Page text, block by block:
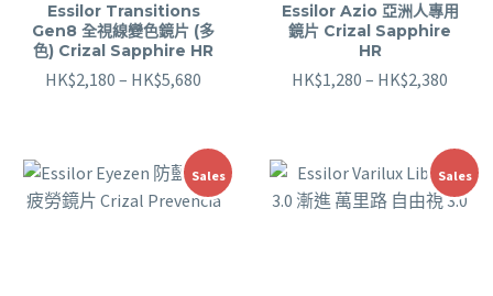
Essilor Transitions
Gen8 全視線變色鏡片 (多
色) Crizal Sapphire HR
HK$2,180 – HK$5,680
Essilor Azio 亞洲人專用
鏡片 Crizal Sapphire
HR
HK$1,280 – HK$2,380
Sales Sales